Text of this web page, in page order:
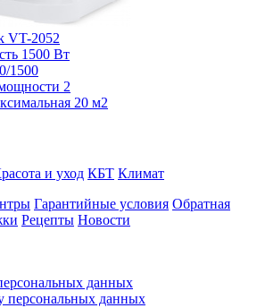
VT-2052
1500 Вт
1500
2
20 м2
и уход КБТ Климат
Гарантийные условия Обратная
Рецепты Новости
данных
персональных данных